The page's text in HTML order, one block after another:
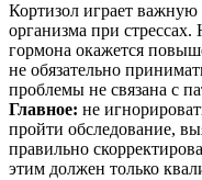
Кортизол играет важную
организма при стрессах.
гормона окажется
не обязательно
проблемы не связана с
Главное: не
пройти обследование,
правильно
этим должен только